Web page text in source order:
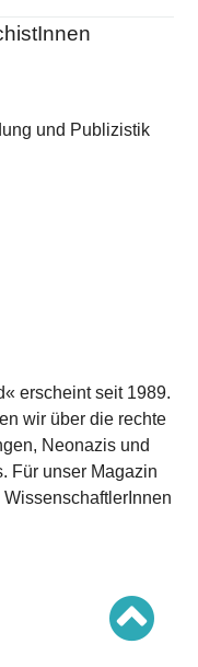
und Publizistik
erscheint seit 1989.
wir über die rechte
Neonazis und
Für unser Magazin